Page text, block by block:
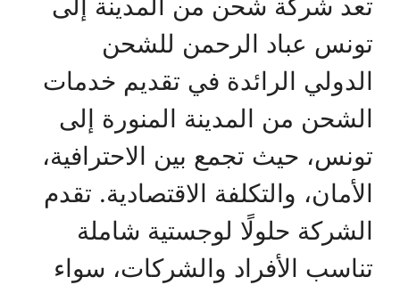
تعد شركة شحن من المدينة إلى
تونس عباد الرحمن للشحن
الدولي الرائدة في تقديم خدمات
الشحن من المدينة المنورة إلى
تونس، حيث تجمع بين الاحترافية،
الأمان، والتكلفة الاقتصادية. تقدم
الشركة حلولًا لوجستية شاملة
تناسب الأفراد والشركات، سواء